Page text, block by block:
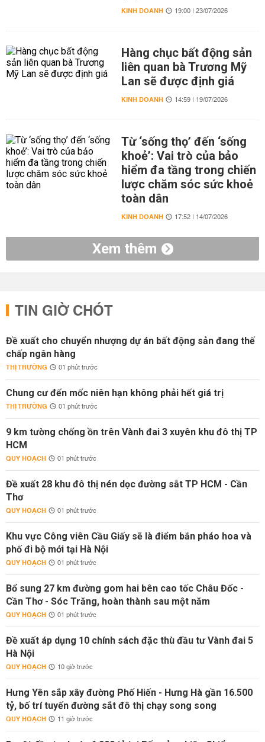
KINH DOANH 19:00 | 23/07/2026
Hàng chục bất động sản
liên quan bà Trương Mỹ
Lan sẽ được định giá
KINH DOANH 14:59 | 19/07/2026
Từ ‘sống thọ’ đến ‘sống
khoẻ’: Vai trò của bảo
hiểm đa tầng trong chiến
lược chăm sóc sức khoẻ
toàn dân
KINH DOANH 17:52 | 14/07/2026
Xem thêm
TIN GIỜ CHÓT
Đề xuất cho chuyển nhượng dự án bất động sản đang thế
chấp ngân hàng
THỊ TRƯỜNG 01 phút trước
Chung cư đến mốc niên hạn không phải hết giá trị
THỊ TRƯỜNG 01 phút trước
9 km tường chống ồn trên Vành đai 3 xuyên khu đô thị TP
HCM
QUY HOẠCH 01 phút trước
Đề xuất 28 khu đô thị nén dọc đường sắt TP HCM - Cần
Thơ
QUY HOẠCH 01 phút trước
Khu vực Công viên Cầu Giấy sẽ là điểm bắn pháo hoa và
phố đi bộ mới tại Hà Nội
QUY HOẠCH 01 phút trước
Bổ sung 27 km đường gom hai bên cao tốc Châu Đốc -
Cần Thơ - Sóc Trăng, hoàn thành sau một năm
QUY HOẠCH 01 phút trước
Đề xuất áp dụng 10 chính sách đặc thù đầu tư Vành đai 5
Hà Nội
QUY HOẠCH 10 giờ trước
Hưng Yên sắp xây đường Phố Hiến - Hưng Hà gần 16.500
tỷ, bố trí tuyến đường sắt đô thị chạy song song
QUY HOẠCH 11 giờ trước